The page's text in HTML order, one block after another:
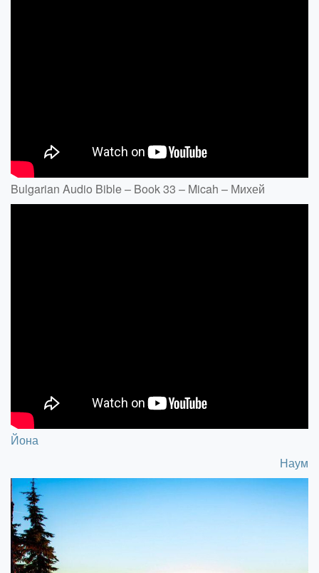
Bulgarian Audio Bible – Book 33 – Micah – Михей
Йона
Наум